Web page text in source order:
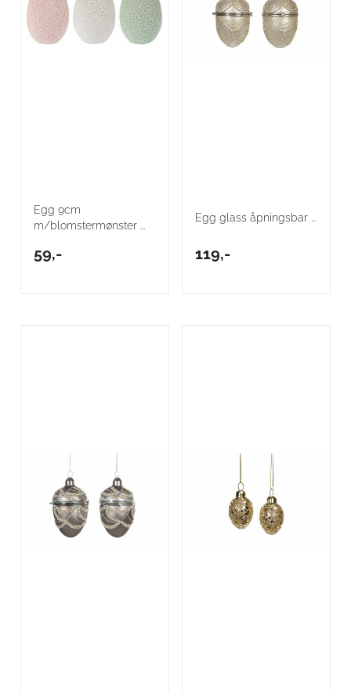
Egg 9cm
m/blomstermønster ...
59,-
Egg glass åpningsbar ...
119,-